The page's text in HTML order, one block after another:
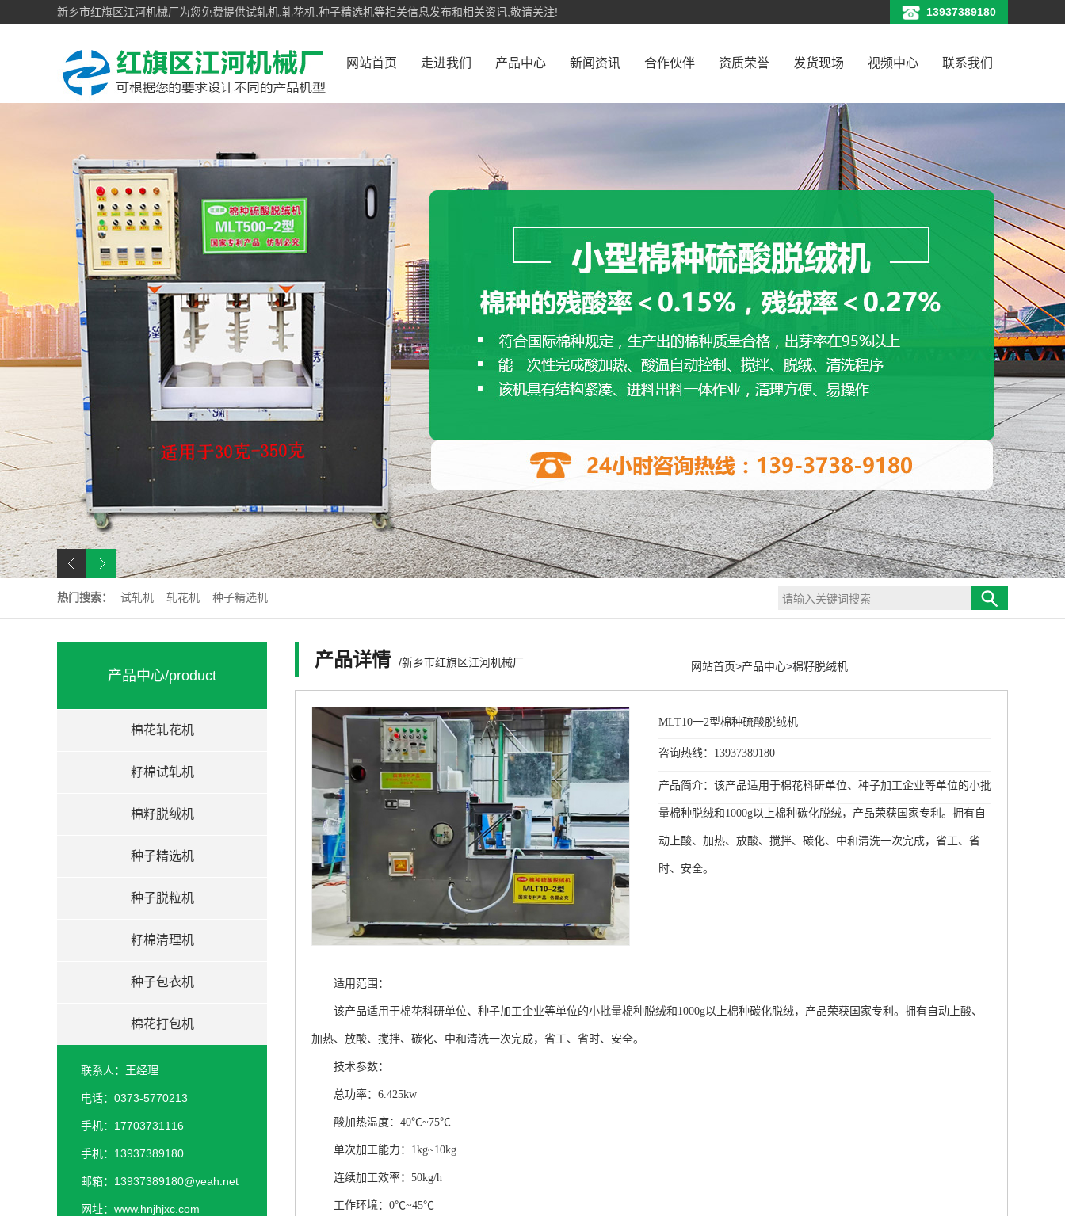
新乡市红旗区江河机械厂为您免费提供试轧机,轧花机,种子精选机等相关信息发布和相关资讯,敬请关注! 13937389180
网站首页 走进我们 产品中心 新闻资讯 合作伙伴 资质荣誉 发货现场 视频中心 联系我们
热门搜索： 试轧机 轧花机 种子精选机
产品中心/product
棉花轧花机
籽棉试轧机
棉籽脱绒机
种子精选机
种子脱粒机
籽棉清理机
种子包衣机
棉花打包机
联系人：王经理
电话：0373-5770213
手机：17703731116
手机：13937389180
邮箱：13937389180@yeah.net
网址：www.hnjhjxc.com
产品详情 /新乡市红旗区江河机械厂 网站首页>产品中心>棉籽脱绒机
MLT10一2型棉种硫酸脱绒机
咨询热线：13937389180
产品简介：该产品适用于棉花科研单位、种子加工企业等单位的小批
量棉种脱绒和1000g以上棉种碳化脱绒，产品荣获国家专利。拥有自
动上酸、加热、放酸、搅拌、碳化、中和清洗一次完成，省工、省
时、安全。
适用范围：
该产品适用于棉花科研单位、种子加工企业等单位的小批量棉种脱绒和1000g以上棉种碳化脱绒，产品荣获国家专利。拥有自动上酸、
加热、放酸、搅拌、碳化、中和清洗一次完成，省工、省时、安全。
技术参数：
总功率：6.425kw
酸加热温度：40℃~75℃
单次加工能力：1kg~10kg
连续加工效率：50kg/h
工作环境：0℃~45℃